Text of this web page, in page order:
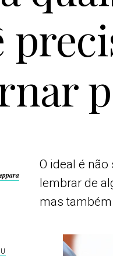
O ideal é
lembrar de
mas